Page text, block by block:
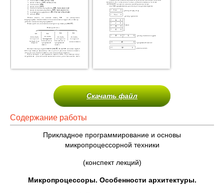
Скачать файл
Содержание работы
Прикладное программирование и основы
микропроцессорной техники
(конспект лекций)
Микропроцессоры. Особенности архитектуры.